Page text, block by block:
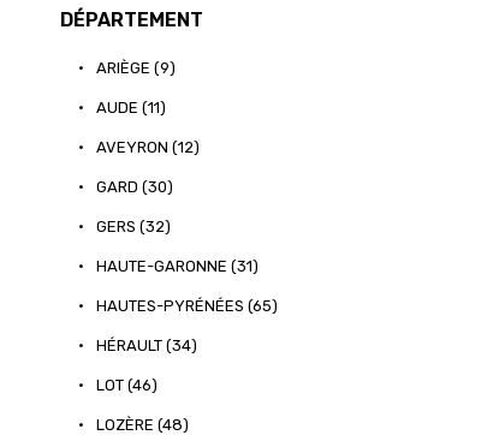
DÉPARTEMENT
• ARIÈGE (9)
• AUDE (11)
• AVEYRON (12)
• GARD (30)
• GERS (32)
• HAUTE-GARONNE (31)
• HAUTES-PYRÉNÉES (65)
• HÉRAULT (34)
• LOT (46)
• LOZÈRE (48)